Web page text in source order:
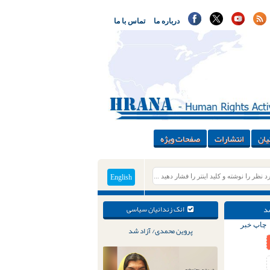
تماس با ما درباره ما
انتشارات صفحات ویژه
English
انک زندانیان سیاسی
پروین محمدی/ آزاد شد
چاپ خبر